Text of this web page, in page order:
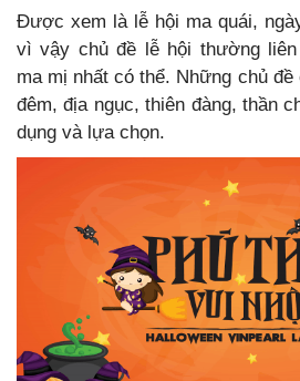
Được xem là lễ hội ma quái,
vì vậy chủ đề lễ hội thường
ma mị nhất có thể. Những chủ đề
đêm, địa ngục, thiên đàng, thần
dụng và lựa chọn.